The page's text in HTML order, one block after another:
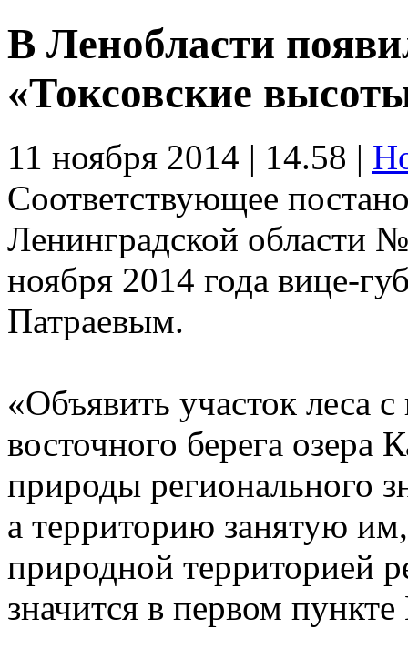
В Ленобласти
«Токсовские
11 ноября 2014 | 14.58 |
Соответствующее
Ленинградской области
ноября 2014 года вице-
Патраевым.
«Объявить участок леса
восточного берега озера
природы регионального
а территорию занятую
природной территорией
значится в первом